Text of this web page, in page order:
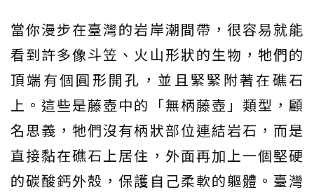
當你漫步在臺灣的岩岸潮間帶，很容易就能
看到許多像斗笠、火山形狀的生物，牠們的
頂端有個圓形開孔，並且緊緊附著在礁石
上。這些是藤壺中的「無柄藤壺」類型，顧
名思義，牠們沒有柄狀部位連結岩石，而是
直接黏在礁石上居住，外面再加上一個堅硬
的碳酸鈣外殼，保護自己柔軟的軀體。臺灣